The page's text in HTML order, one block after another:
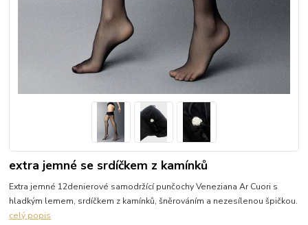
extra jemné se srdíčkem z kamínků
Extra jemné 12denierové samodržící punčochy Veneziana Ar Cuori s
hladkým lemem, srdíčkem z kamínků, šněrováním a nezesílenou špičkou.
celý popis